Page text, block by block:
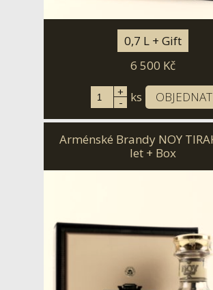
0,7 L + Gift
6 500 Kč
+
- ks OBJEDNAT
Arménské Brandy NOY
let + Box